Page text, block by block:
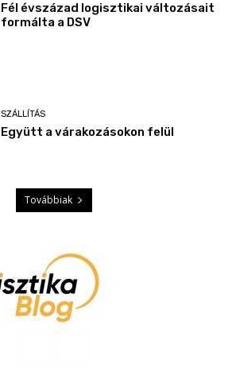
Fél évszázad logisztikai változásait
formálta a DSV
SZÁLLÍTÁS
Együtt a várakozásokon felül
Továbbiak